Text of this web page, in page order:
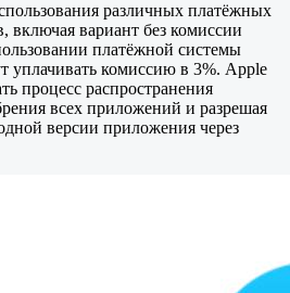
различных платёжных
включая вариант без комиссии
платёжной системы
уплачивать комиссию в 3%. Apple
процесс распространения
всех приложений и разрешая
версии приложения через